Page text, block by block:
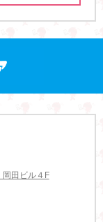
田ビル４F